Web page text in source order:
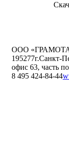
ООО
195277г.Санкт-
офис 63, часть
8 495 424-84-44